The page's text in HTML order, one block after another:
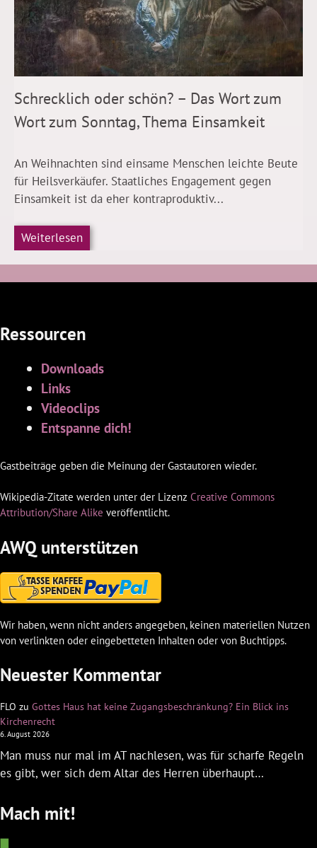
Schrecklich oder schön? – Das Wort zum
Wort zum Sonntag, Thema Einsamkeit
An Weihnachten sind einsame Menschen leichte Beute
für Heilsverkäufer. Staatliches Engagement gegen
Einsamkeit ist da eher kontraproduktiv...
Weiterlesen
Ressourcen
Downloads
Links
Videoclips
Entspanne dich!
Gastbeiträge geben die Meinung der Gastautoren wieder.
Wikipedia-Zitate werden unter der Lizenz Creative Commons
Attribution/Share Alike veröffentlicht.
AWQ unterstützen
Wir haben, wenn nicht anders angegeben, keinen materiellen Nutzen
von verlinkten oder eingebetteten Inhalten oder von Buchtipps.
Neuester Kommentar
FLO zu Gottes Haus hat keine Zugangsbeschränkung? Ein Blick ins
Kirchenrecht
6. August 2026
Man muss nur mal im AT nachlesen, was für scharfe Regeln
es gibt, wer sich dem Altar des Herren überhaupt…
Mach mit!